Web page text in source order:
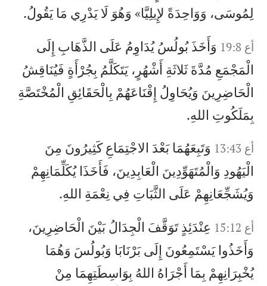
لِمُوسَى، وَوَاحِدَةً لإِيلِيَّا» وَهُوَ لَا يَدْرِي مَا يَقُولُ.
أع 19:8
وَأَخَذَ بُولُسُ يُدَاوِمُ عَلَى الذَّهَابِ إِلَى
الْمَجْمَعِ مُدَّةَ ثَلاثَةِ أَشْهُرٍ، يَتَكَلَّمُ بِجُرْأَةٍ فَيُنَاقِشُ
الْحَاضِرِينَ وَيُحَاوِلُ إِقْنَاعَهُمْ بِالْحَقَائِقِ الْمُخْتَصَّةِ
بِمَلَكُوتِ اللهِ.
أع 13:43
وَتَبِعَهُمَا بَعْدَ الاجْتِمَاعِ كَثِيرُونَ مِنَ
الْيَهُودِ وَالْمُتَهَوِّدِينَ الْعَابِدِينَ، فَأَخَذَا يُكَلِّمَانِهِمْ
وَيُشَجِّعَانِهِمْ عَلَى الثَّبَاتِ فِي نِعْمَةِ اللهِ.
أع 15:12
عِنْدَئِذٍ تَوَقَّفَ الْجِدَالُ بَيْنَ الْحَاضِرِينَ،
وَأَخَذُوا يَسْتَمِعُونَ إِلَى بَرْنَابَا وَبُولُسَ وَهُمَا
يُخْبِرَانِهِمْ بِمَا أَجْرَاهُ اللهُ بِوَاسِطَتِهِمَا مِنْ